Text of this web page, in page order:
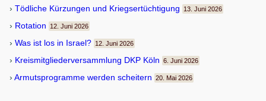
Töd­li­che Kür­zun­gen und Kriegsertüchtigung 13. Juni 2026
Rota­tion 12. Juni 2026
Was ist los in Israel? 12. Juni 2026
Kreis­mit­glie­der­ver­samm­lung DKP Köln 6. Juni 2026
Armuts­pro­gramme wer­den scheitern 20. Mai 2026